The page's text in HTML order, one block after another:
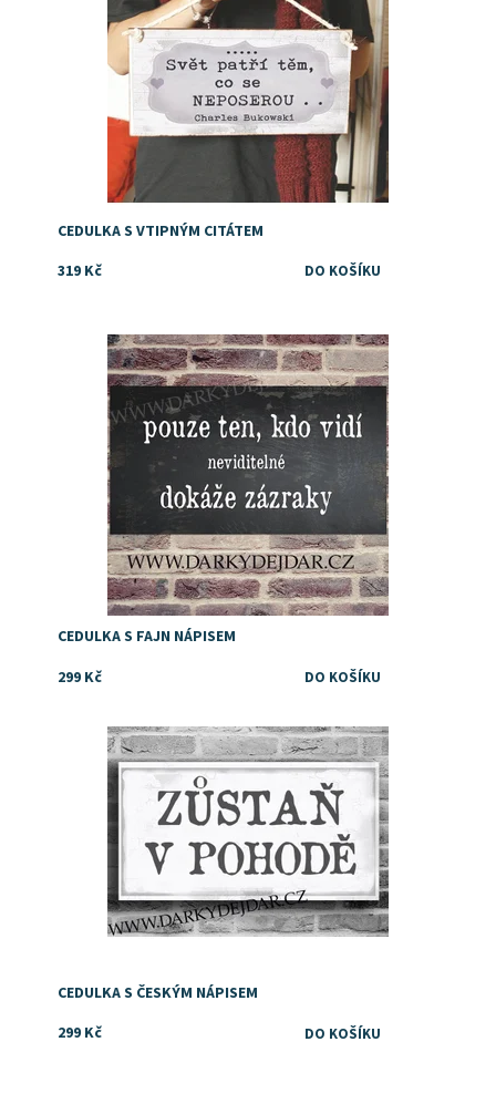
CEDULKA S VTIPNÝM CITÁTEM
319 Kč
Dostupnost: Skladem
CEDULKA S FAJN NÁPISEM
299 Kč
CEDULKA S ČESKÝM NÁPISEM
299 Kč